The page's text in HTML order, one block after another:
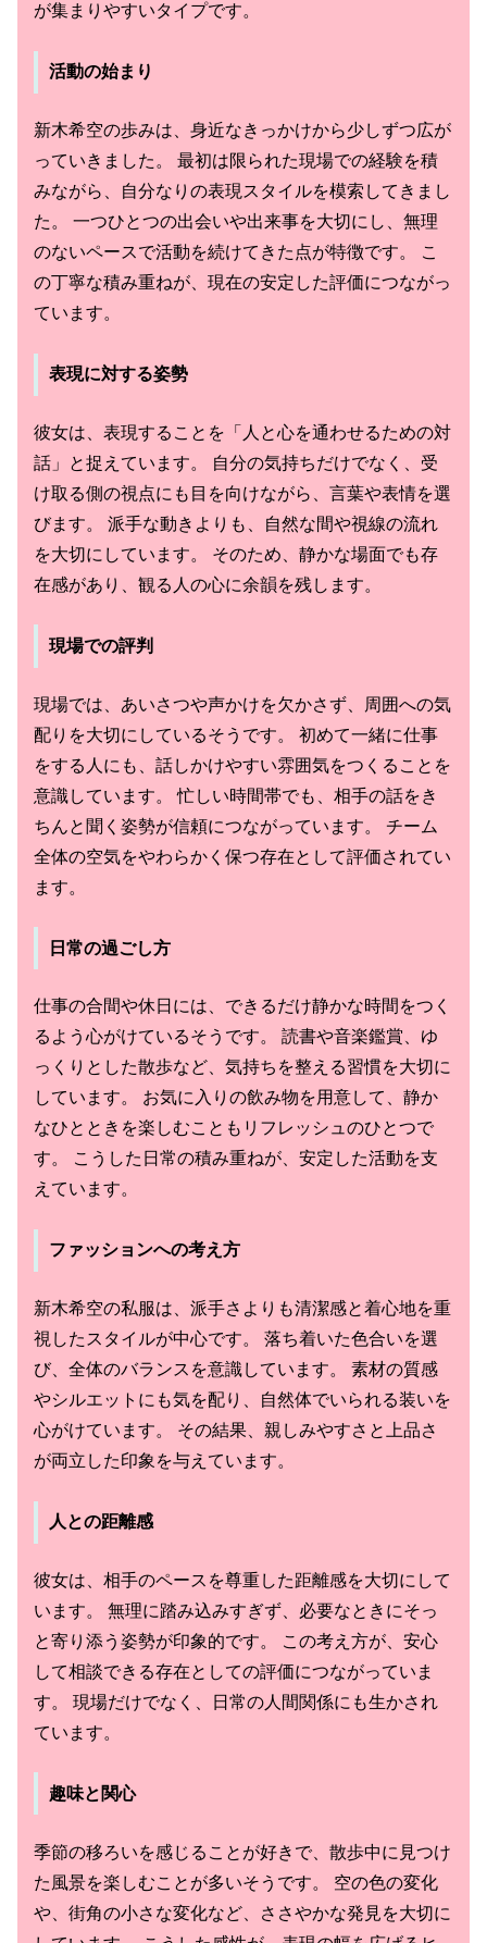
が集まりやすいタイプです。
活動の始まり
新木希空の歩みは、身近なきっかけから少しずつ広が
っていきました。 最初は限られた現場での経験を積
みながら、自分なりの表現スタイルを模索してきまし
た。 一つひとつの出会いや出来事を大切にし、無理
のないペースで活動を続けてきた点が特徴です。 こ
の丁寧な積み重ねが、現在の安定した評価につながっ
ています。
表現に対する姿勢
彼女は、表現することを「人と心を通わせるための対
話」と捉えています。 自分の気持ちだけでなく、受
け取る側の視点にも目を向けながら、言葉や表情を選
びます。 派手な動きよりも、自然な間や視線の流れ
を大切にしています。 そのため、静かな場面でも存
在感があり、観る人の心に余韻を残します。
現場での評判
現場では、あいさつや声かけを欠かさず、周囲への気
配りを大切にしているそうです。 初めて一緒に仕事
をする人にも、話しかけやすい雰囲気をつくることを
意識しています。 忙しい時間帯でも、相手の話をき
ちんと聞く姿勢が信頼につながっています。 チーム
全体の空気をやわらかく保つ存在として評価されてい
ます。
日常の過ごし方
仕事の合間や休日には、できるだけ静かな時間をつく
るよう心がけているそうです。 読書や音楽鑑賞、ゆ
っくりとした散歩など、気持ちを整える習慣を大切に
しています。 お気に入りの飲み物を用意して、静か
なひとときを楽しむこともリフレッシュのひとつで
す。 こうした日常の積み重ねが、安定した活動を支
えています。
ファッションへの考え方
新木希空の私服は、派手さよりも清潔感と着心地を重
視したスタイルが中心です。 落ち着いた色合いを選
び、全体のバランスを意識しています。 素材の質感
やシルエットにも気を配り、自然体でいられる装いを
心がけています。 その結果、親しみやすさと上品さ
が両立した印象を与えています。
人との距離感
彼女は、相手のペースを尊重した距離感を大切にして
います。 無理に踏み込みすぎず、必要なときにそっ
と寄り添う姿勢が印象的です。 この考え方が、安心
して相談できる存在としての評価につながっていま
す。 現場だけでなく、日常の人間関係にも生かされ
ています。
趣味と関心
季節の移ろいを感じることが好きで、散歩中に見つけ
た風景を楽しむことが多いそうです。 空の色の変化
や、街角の小さな変化など、ささやかな発見を大切に